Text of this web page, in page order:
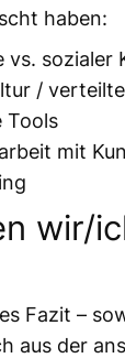
haben:
vs. sozialer
/
Tools
mit
wir/
Fazit –
aus der